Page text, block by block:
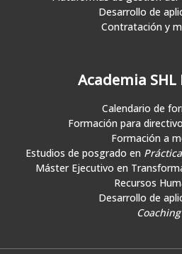
Desarrollo de
Contratación y
Academia
Calendario de
Formación para
Formación a
Estudios de posgrado en
Máster Ejecutivo en
Recursos
Desarrollo de
Coaching